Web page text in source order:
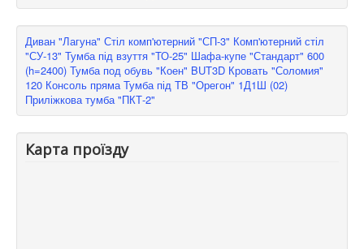
Диван "Лагуна" Стіл комп'ютерний "СП-3" Комп'ютерний стіл
"СУ-13" Тумба під взуття "ТО-25" Шафа-купе "Стандарт" 600
(h=2400) Тумба под обувь "Коен" BUT3D Кровать "Соломия"
120 Консоль пряма Тумба під ТВ "Орегон" 1Д1Ш (02)
Приліжкова тумба "ПКТ-2"
Карта проїзду